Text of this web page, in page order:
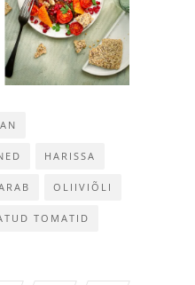
HARISSA
OLIIVIÕLI
TOMATID